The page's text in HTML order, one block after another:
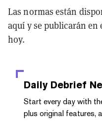
Las normas están
aquí y se publicarán en
hoy.
Daily Debrief
Start every day with
plus original features,